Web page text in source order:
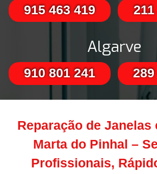
915 463 419
Algarve
910 801 241
Reparação de Janelas
Marta do Pinhal –
Profissionais,